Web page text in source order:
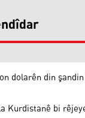
dolarên din
Kurdistanê bi